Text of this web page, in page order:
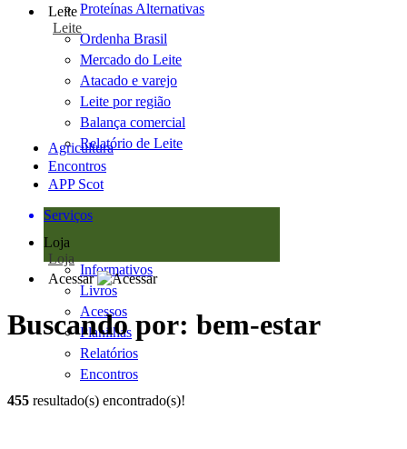
Proteínas Alternativas
Leite
Leite
Ordenha Brasil
Mercado do Leite
Atacado e varejo
Leite por região
Balança comercial
Relatório de Leite
Agricultura
Encontros
APP Scot
Serviços
Loja
Loja
Informativos
Livros
Acessos
Planilhas
Relatórios
Encontros
Acessar
Buscando por: bem-estar
455 resultado(s) encontrado(s)!